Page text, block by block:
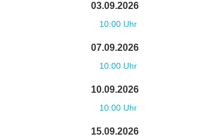
03.09.2026
10:00 Uhr
07.09.2026
10:00 Uhr
10.09.2026
10:00 Uhr
15.09.2026